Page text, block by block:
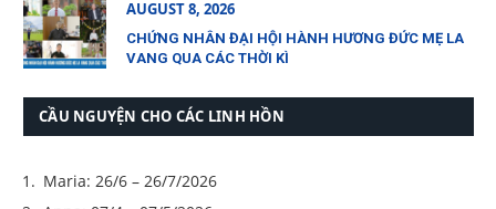
AUGUST 8, 2026
CHỨNG NHÂN ĐẠI HỘI HÀNH HƯƠNG ĐỨC MẸ LA
VANG QUA CÁC THỜI KÌ
CẦU NGUYỆN CHO CÁC LINH HỒN
Maria: 26/6 – 26/7/2026